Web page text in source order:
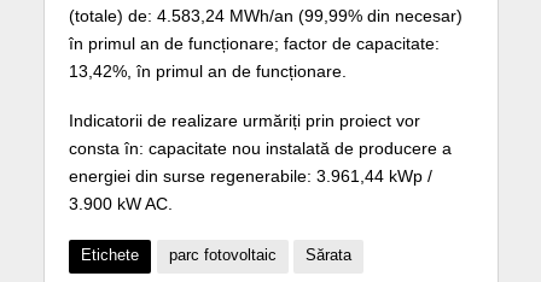
(totale) de: 4.583,24 MWh/an (99,99% din necesar)
în primul an de funcționare; factor de capacitate:
13,42%, în primul an de funcționare.
Indicatorii de realizare urmăriți prin proiect vor
consta în: capacitate nou instalată de producere a
energiei din surse regenerabile: 3.961,44 kWp /
3.900 kW AC.
Etichete parc fotovoltaic Sărata